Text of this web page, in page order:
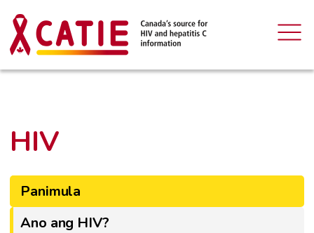
HIV
Panimula
Ano ang HIV?